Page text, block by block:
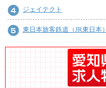
ジェイテクト
東日本旅客鉄道（JR東日本）